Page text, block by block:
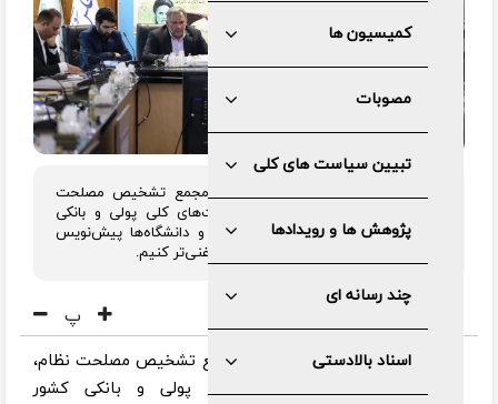
کمیسیون ها
مصوبات
تبیین سیاست های کلی
پژوهش ها و رویدادها
چند رسانه ای
اسناد بالادستی
رئیس کمیسیون اقتصادی دبیر خانه مجمع تشخیص مصلحت
نظام در نخستین رویداد ملی سیاست‌های کلی پولی و بانکی
گفت: در نظر داریم با کمک نخبگان و دانشگاه‌ها پیش‌نویس
سیاست‌های کلی پولی و بانکی کشور را غنی‌تر کنیم.
پ
به گزارش اداره کل روابط عمومی مجمع تشخیص مصلحت نظام،
نخستین رویداد ملی سیاست‌های پولی و بانکی کشور